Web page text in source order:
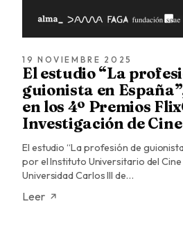
19 NOVIEMBRE 2025
El estudio “La
guionista en
en los 4º Premios
Investigación de
El estudio “La profesión de
por el Instituto Universitario del Cine
Universidad Carlos III de…
Leer